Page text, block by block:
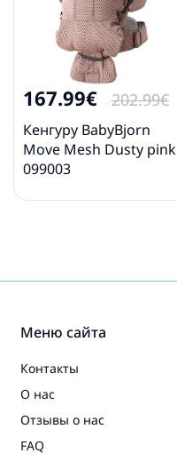
167.99€ 202.99€
Кенгуру BabyBjorn
Move Mesh Dusty pink
099003
Меню сайта
Контакты
О нас
Отзывы о нас
FAQ